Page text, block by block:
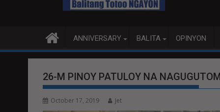
ANNIVERSARY BALITA OPINYON
26-M PINOY PATULOY NA NAGUGUTOM
October 17, 2019 Jet